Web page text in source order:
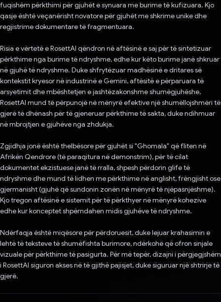
fuqishëm përkthimi për gjuhët e synuara me burime të kufizuara. Kjo
qasje është veçanërisht novatore për gjuhët me shkrime unike dhe
regjistrime dokumentare të fragmentuara.
Risia e vërtetë e RosettAI qëndron në aftësinë e saj për të sintetizuar
përkthime nga burime të ndryshme, edhe kur këto burime janë shkruar
në gjuhë të ndryshme. Duke shfrytëzuar madhësinë e dritares së
kontekstit kryesor në industrinë e Gemini, aftësitë e përparuara të
arsyetimit dhe mbështetjen e jashtëzakonshme shumëgjuhëshe,
RosettAI mund të përpunojë në mënyrë efektive një shumëllojshmëri të
gjerë të dhënash për të gjeneruar përkthime të sakta, duke ndihmuar
në mbrojtjen e gjuhëve nga zhdukja.
Zgjidhja jonë është thelbësore për gjuhët si "Ghomala" që fliten në
Afrikën Qendrore (të paraqitura në demonstrim), për të cilat
dokumentet ekzistuese janë të rralla, shpesh përdorin glife të
ndryshme dhe mund të lidhen me përkthime në anglisht, frëngjisht ose
gjermanisht (gjuhë që sundonin zonën në mënyrë të njëpasnjëshme).
Kjo tregon aftësinë e sistemit për të përkthyer në mënyrë kohezive
edhe kur konceptet shpërndahen midis gjuhëve të ndryshme.
Ndërfaqja është miqësore për përdoruesit, duke lejuar krahasimin e
lehtë të teksteve të shumëfishta burimore, ndërkohë që ofron sinjale
vizuale për përkthime të pasigurta. Për më tepër, dizajni i përgjegjshëm
i RosettAI siguron akses në të gjithë pajisjet, duke siguruar një shtrirje të
gjerë.